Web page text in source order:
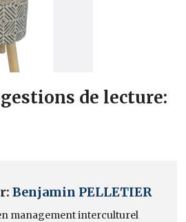
de lecture:
Benjamin PELLETIER
management interculturel